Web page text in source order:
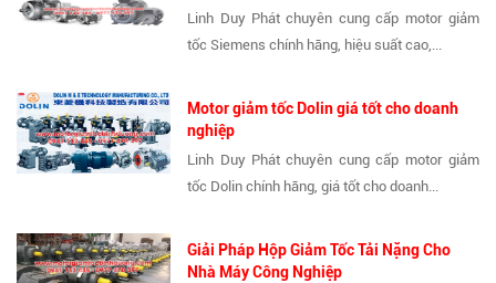
Linh Duy Phát chuyên cung cấp motor giảm
tốc Siemens chính hãng, hiệu suất cao,...
Motor giảm tốc Dolin giá tốt cho doanh
nghiệp
Linh Duy Phát chuyên cung cấp motor giảm
tốc Dolin chính hãng, giá tốt cho doanh...
Giải Pháp Hộp Giảm Tốc Tải Nặng Cho
Nhà Máy Công Nghiệp